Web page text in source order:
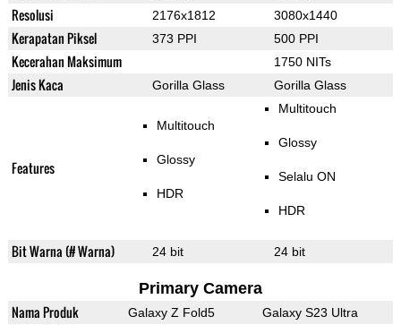
Resolusi 2176x1812 3080x1440
Kerapatan Piksel 373 PPI 500 PPI
Kecerahan Maksimum 1750 NITs
Jenis Kaca Gorilla Glass Gorilla Glass
Features
Multitouch
Glossy
HDR
Multitouch
Glossy
Selalu ON
HDR
Bit Warna (# Warna) 24 bit 24 bit
Primary Camera
Nama Produk Galaxy Z Fold5 Galaxy S23 Ultra